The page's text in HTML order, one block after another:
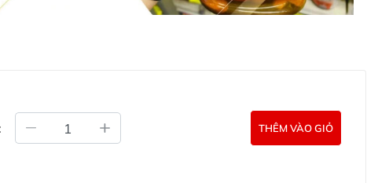
dưỡng làn da khỏe mạnh từ sâu bên trong.
nhẹ nhàng để dưỡng chất thẩm thấu sâu.
vùng mắt.
THÊM VÀO GIỎ